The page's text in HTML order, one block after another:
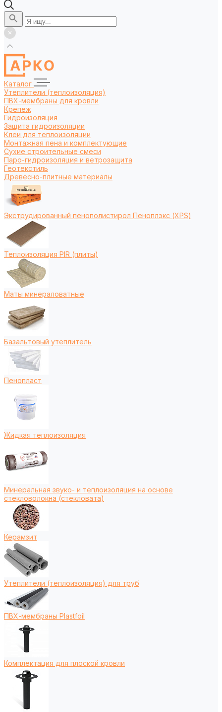
Каталог
Утеплители (теплоизоляция)
ПВХ-мембраны для кровли
Крепеж
Гидроизоляция
Защита гидроизоляции
Клеи для теплоизоляции
Монтажная пена и комплектующие
Сухие строительные смеси
Паро-гидроизоляция и ветрозащита
Геотекстиль
Древесно-плитные материалы
Экструдированный пенополистирол Пеноплэкс (XPS)
Теплоизоляция PIR (плиты)
Маты минераловатные
Базальтовый утеплитель
Пенопласт
Жидкая теплоизоляция
Минеральная звуко- и теплоизоляция на основе
стекловолокна (стекловата)
Керамзит
Утеплители (теплоизоляция) для труб
ПВХ-мембраны Plastfoil
Комплектация для плоской кровли